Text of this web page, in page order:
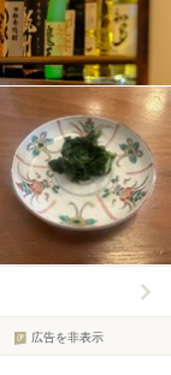
広告を非表示